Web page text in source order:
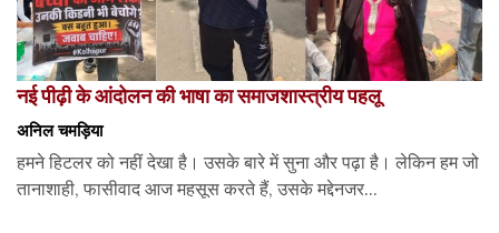
नई पीढ़ी के आंदोलन की भाषा का समाजशास्त्रीय पहलू
अनिल चमड़िया
हमने हिटलर को नहीं देखा है। उसके बारे में सुना और पढ़ा है। लेकिन हम जो
तानाशाही, फासीवाद आज महसूस करते हैं, उसके मद्देनजर...